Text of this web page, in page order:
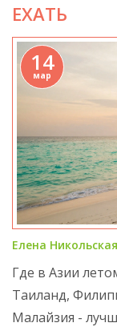
ЕХАТЬ
14
мар
Елена Никольская
Где в Азии
Таиланд,
Малайзия -